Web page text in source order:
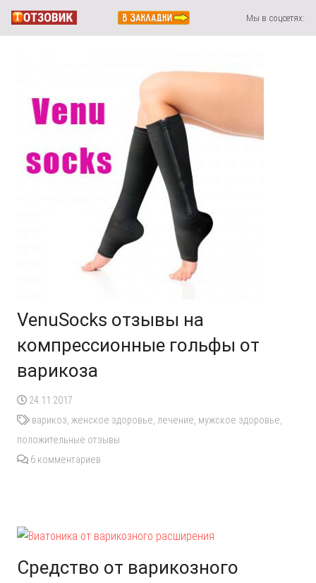
Мы в соцсетях:
VenuSocks отзывы на
компрессионные гольфы от
варикоза
24.11.2017
варикоз, женское здоровье, лечение, мужское здоровье,
положительные отзывы
6 комментариев
Средство от варикозного